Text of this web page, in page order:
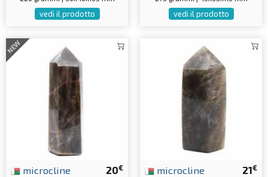
vedi il prodotto vedi il prodotto
NEW
20€
microcline 21€
microcline